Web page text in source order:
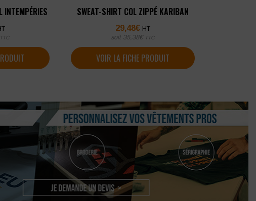
INTEMPÉRIES
TTC
SWEAT-SHIRT COL ZIPPÉ KARIBAN
29,48€ HT
soit 35,38€ TTC
VOIR LA FICHE PRODUIT